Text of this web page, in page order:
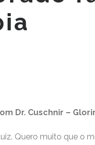
Dr. Cuschnir –
Quero muito que o